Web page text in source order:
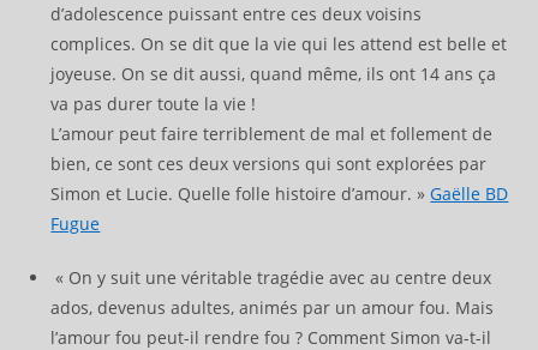
d’adolescence puissant entre ces deux voisins
complices. On se dit que la vie qui les attend est belle et
joyeuse. On se dit aussi, quand même, ils ont 14 ans ça
va pas durer toute la vie !
L’amour peut faire terriblement de mal et follement de
bien, ce sont ces deux versions qui sont explorées par
Simon et Lucie. Quelle folle histoire d’amour. »Gaëlle BD
Fugue
« On y suit une véritable tragédie avec au centre deux
ados, devenus adultes, animés par un amour fou. Mais
l’amour fou peut-il rendre fou ? Comment Simon va-t-il